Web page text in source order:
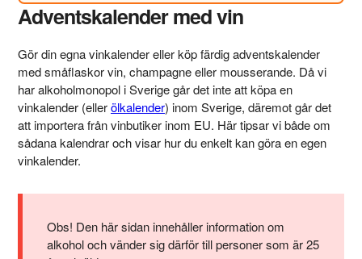
Adventskalender med vin
Gör din egna vinkalender eller köp färdig adventskalender
med småflaskor vin, champagne eller mousserande. Då vi
har alkoholmonopol i Sverige går det inte att köpa en
vinkalender (ellerölkalender) inom Sverige, däremot går det
att importera från vinbutiker inom EU. Här tipsar vi både om
sådana kalendrar och visar hur du enkelt kan göra en egen
vinkalender.
Obs! Den här sidan innehåller information om
alkohol och vänder sig därför till personer som är 25